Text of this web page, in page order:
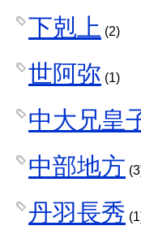
下剋上 (2)
世阿弥 (1)
中大兄皇
中部地方
丹羽長秀